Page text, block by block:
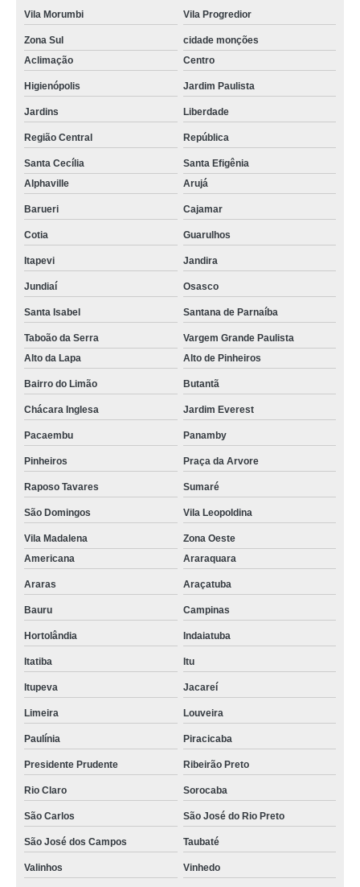
Vila Morumbi Vila Progredior
Zona Sul
cidade monções
Aclimação
Centro
Higienópolis Jardim Paulista
Jardins Liberdade
Região Central República
Santa Cecília
Santa Efigênia
Alphaville
Arujá
Barueri Cajamar
Cotia Guarulhos
Itapevi Jandira
Jundiaí Osasco
Santa Isabel Santana de Parnaíba
Taboão da Serra
Vargem Grande Paulista
Alto da Lapa
Alto de Pinheiros
Bairro do Limão Butantã
Chácara Inglesa Jardim Everest
Pacaembu Panamby
Pinheiros Praça da Arvore
Raposo Tavares Sumaré
São Domingos Vila Leopoldina
Vila Madalena
Zona Oeste
Americana
Araraquara
Araras Araçatuba
Bauru Campinas
Hortolândia Indaiatuba
Itatiba Itu
Itupeva Jacareí
Limeira Louveira
Paulínia Piracicaba
Presidente Prudente Ribeirão Preto
Rio Claro Sorocaba
São Carlos São José do Rio Preto
São José dos Campos Taubaté
Valinhos Vinhedo